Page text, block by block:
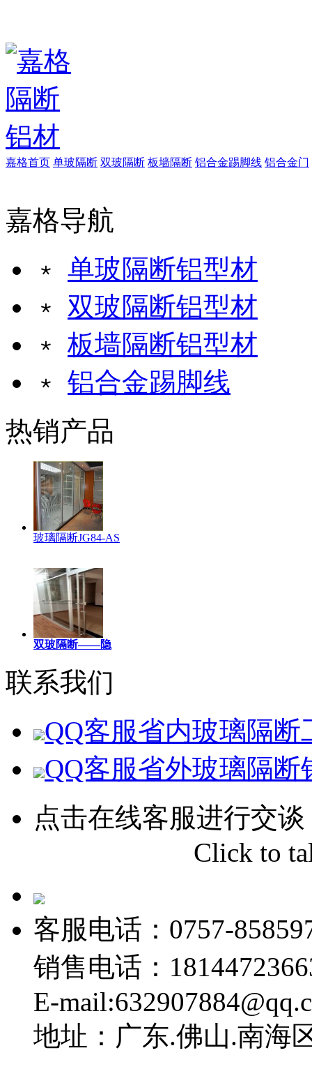
嘉格首页 单玻隔断 双玻隔断 板墙隔断 铝合金踢脚线 铝合金门
嘉格导航
﹡ 单玻隔断铝型材
﹡ 双玻隔断铝型材
﹡ 板墙隔断铝型材
﹡ 铝合金踢脚线
热销产品
玻璃隔断JG84-AS
双玻隔断——隐
联系我们
QQ客服省内玻璃隔断
QQ客服省外玻璃隔断
点击在线客服进行交谈
Click to
客服电话：0757-
销售电话：
E-
地址：广东.佛山.南海